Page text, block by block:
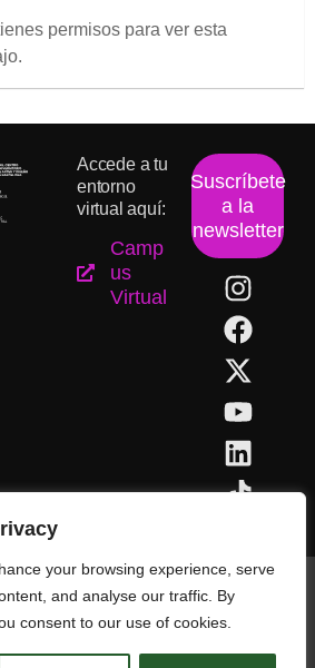
your browsing experience, serve
and analyse our traffic. By
consent to our use of cookies.
permisos para ver esta
Accede a tu
entorno
virtual aquí:
Camp
us
Virtual
Suscríbete
a la
newsletter
de Artes y Diseño de Barcelona.
derechos reservados.